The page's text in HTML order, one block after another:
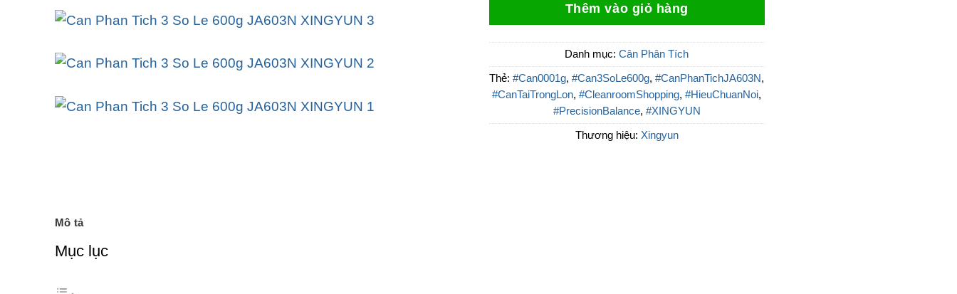
Thêm vào giỏ hàng
Danh mục:Cân Phân Tích
Thẻ:#Can0001g,#Can3SoLe600g,#CanPhanTichJA603N,
#CanTaiTrongLon,#CleanroomShopping,#HieuChuanNoi,
#PrecisionBalance, #XINGYUN
Thương hiệu: Xingyun
Mô tả
Mục lục